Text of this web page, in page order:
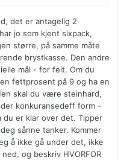
det er antagelig 2
jo som kjent sixpack,
større, på samme måte
brystkasse. Den andre
mål - for feit. Om du
fettprosent på 9 og ha en
skal du være steinhard,
konkuransedeff form -
du er klar over det. Tipper
sånne tanker. Kommer
å ikke gå under det, ikke
og beskriv HVORFOR